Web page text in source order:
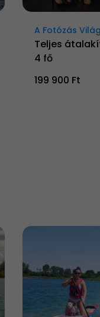
A Fotózás
Teljes
4 fő
199 900 Ft